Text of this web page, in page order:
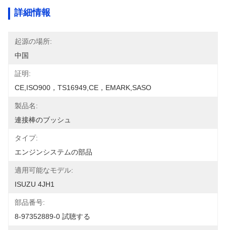
詳細情報
起源の場所:
中国
証明:
CE,ISO900，TS16949,CE，EMARK,SASO
製品名:
連接棒のブッシュ
タイプ:
エンジンシステムの部品
適用可能なモデル:
ISUZU 4JH1
部品番号:
8-97352889-0 試聴する